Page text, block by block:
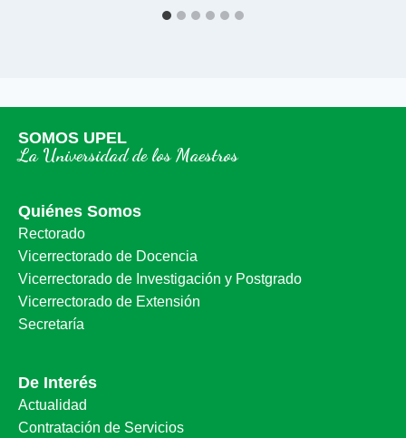
SOMOS UPEL
La Universidad de los Maestros
Quiénes Somos
Rectorado
Vicerrectorado de Docencia
Vicerrectorado de Investigación y Postgrado
Vicerrectorado de Extensión
Secretaría
De Interés
Actualidad
Contratación de Servicios